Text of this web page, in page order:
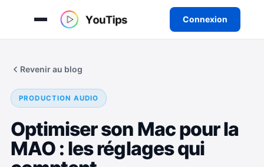
Connexion
Revenir au blog
PRODUCTION AUDIO
Optimiser son Mac pour la
MAO : les réglages qui